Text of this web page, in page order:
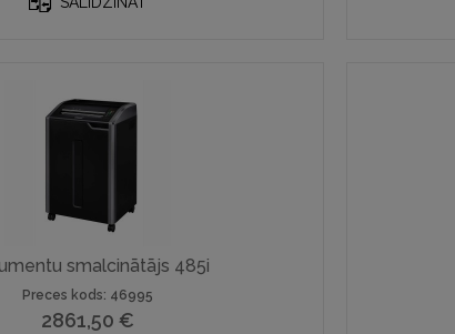
smalcinātājs 485i
Preces kods: 46995
2861,50 €